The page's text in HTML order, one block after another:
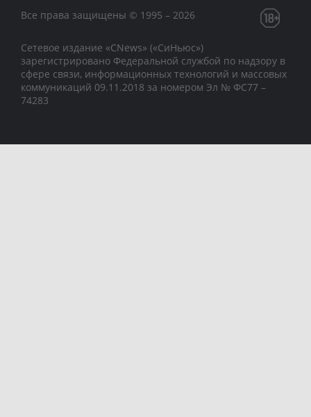
Все права защищены © 1995 – 2026
Сетевое издание «CNews» («СиНьюс»)
зарегистрировано Федеральной службой по надзору в
сфере связи, информационных технологий и массовых
коммуникаций 09.11.2018 за номером Эл № ФС77 –
74283